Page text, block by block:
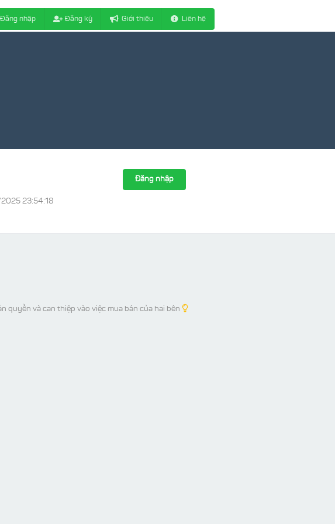
Đăng nhập Đăng ký Giới thiệu Liên hệ
23:54:18
Đăng nhập
quyền và can thiệp vào việc mua bán của hai bên